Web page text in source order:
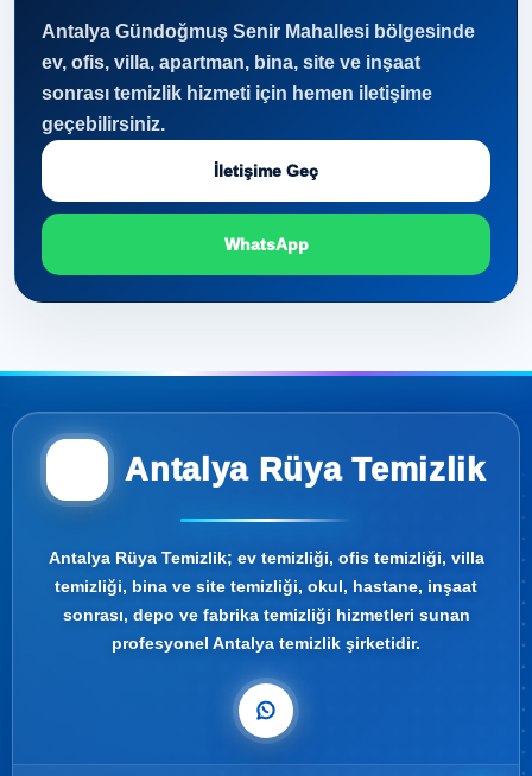
Antalya Gündoğmuş Senir Mahallesi bölgesinde
ev, ofis, villa, apartman, bina, site ve inşaat
sonrası temizlik hizmeti için hemen iletişime
geçebilirsiniz.
İletişime Geç
WhatsApp
Antalya Rüya Temizlik
Antalya Rüya Temizlik; ev temizliği, ofis temizliği, villa
temizliği, bina ve site temizliği, okul, hastane, inşaat
sonrası, depo ve fabrika temizliği hizmetleri sunan
profesyonel Antalya temizlik şirketidir.